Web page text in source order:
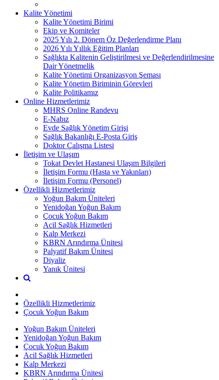
Kalite Yönetimi
Kalite Yönetimi Birimi
Ekip ve Komiteler
2025 Yılı 2. Dönem Öz Değerlendirme Planı
2026 Yılı Yıllık Eğitim Planları
Sağlıkta Kalitenin Geliştirilmesi ve Değerlendirilmesine
Dair Yönetmelik
Kalite Yönetimi Organizasyon Şeması
Kalite Yönetim Biriminin Görevleri
Kalite Politikamız
Online Hizmetlerimiz
MHRS Online Randevu
E-Nabız
Evde Sağlık Yönetim Girişi
Sağlık Bakanlığı E-Posta Giriş
Doktor Çalışma Listesi
İletişim ve Ulaşım
Tokat Devlet Hastanesi Ulaşım Bilgileri
İletişim Formu (Hasta ve Yakınları)
İletişim Formu (Personel)
Özellikli Hizmetlerimiz
Yoğun Bakım Üniteleri
Yenidoğan Yoğun Bakım
Çocuk Yoğun Bakım
Acil Sağlık Hizmetleri
Kalp Merkezi
KBRN Arındırma Ünitesi
Palyatif Bakım Ünitesi
Diyaliz
Yanık Ünitesi
Özellikli Hizmetlerimiz
Çocuk Yoğun Bakım
Yoğun Bakım Üniteleri
Yenidoğan Yoğun Bakım
Çocuk Yoğun Bakım
Acil Sağlık Hizmetleri
Kalp Merkezi
KBRN Arındırma Ünitesi